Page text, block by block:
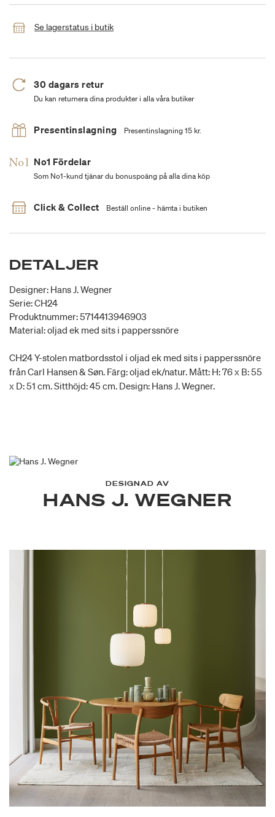
Se lagerstatus i butik
30 dagars retur
Du kan returnera dina produkter i alla våra butiker
Presentinslagning Presentinslagning 15 kr.
No1 Fördelar
Som No1-kund tjänar du bonuspoäng på alla dina köp
Click & Collect Beställ online - hämta i butiken
DETALJER
Designer: Hans J. Wegner
Serie: CH24
Produktnummer: 5714413946903
Material: oljad ek med sits i papperssnöre
CH24 Y-stolen matbordsstol i oljad ek med sits i papperssnöre
från Carl Hansen & Søn. Färg: oljad ek/natur. Mått: H: 76 x B: 55
x D: 51 cm. Sitthöjd: 45 cm. Design: Hans J. Wegner.
DESIGNAD AV
HANS J. WEGNER